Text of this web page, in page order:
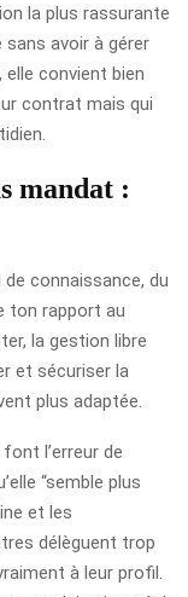
la plus rassurante
sans avoir à gérer
elle convient bien
contrat mais qui
mandat :
connaissance, du
ton rapport au
la gestion libre
et sécuriser la
plus adaptée.
l’erreur de
“semble plus
et les
délèguent trop
à leur profil.